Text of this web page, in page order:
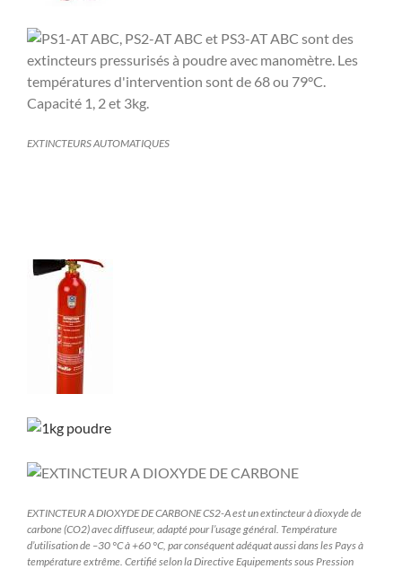
EXTINCTEURS AUTOMATIQUES
EXTINCTEUR A DIOXYDE DE CARBONE CS2-A est un extincteur à dioxyde de
carbone (CO2) avec diffuseur, adapté pour l’usage général. Température
d’utilisation de –30 °C à +60 °C, par conséquent adéquat aussi dans les Pays à
température extrême. Certifié selon la Directive Equipements sous Pression